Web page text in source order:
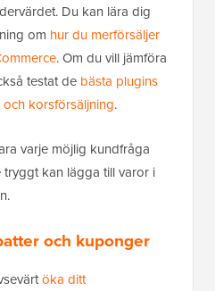
Du kan lära dig
om hur du merförsäljer
. Om du vill jämföra
testat de bästa plugins
korsförsäljning.
varje möjlig kundfråga
kan lägga till varor i
och kuponger
öka ditt